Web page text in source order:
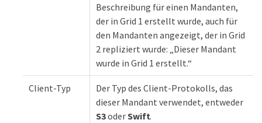
Beschreibung für einen Mandanten,
der in Grid 1 erstellt wurde, auch für
den Mandanten angezeigt, der in Grid
2 repliziert wurde: „Dieser Mandant
wurde in Grid 1 erstellt.“
Client-Typ
Der Typ des Client-Protokolls, das
dieser Mandant verwendet, entweder
S3oderSwift.